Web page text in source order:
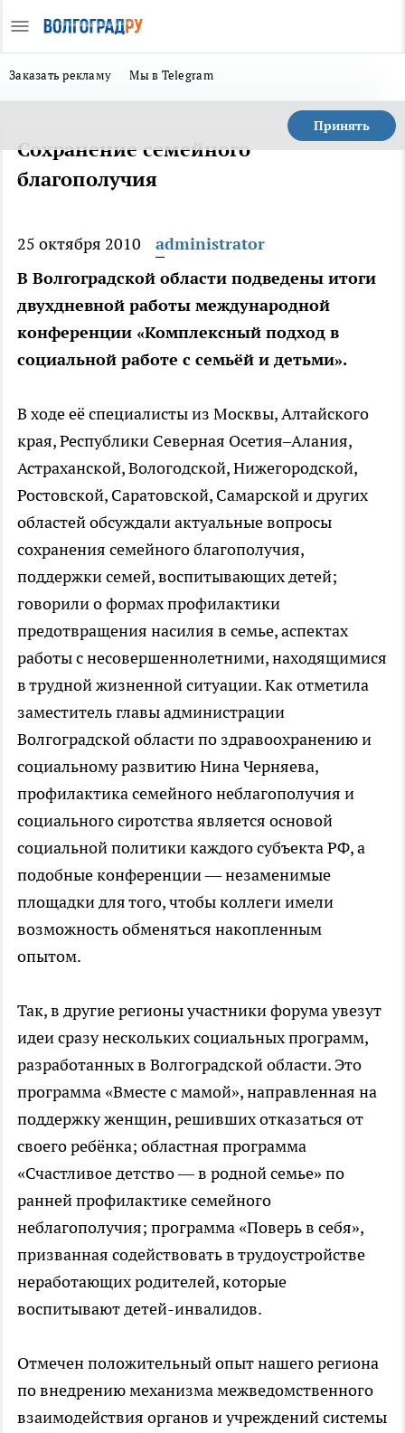
Заказать рекламу Мы в Telegram
Принять
Сохранение семейного
благополучия
25 октября 2010
administrator
В Волгоградской области подведены итоги
двухдневной работы международной
конференции «Комплексный подход в
социальной работе с семьёй и детьми».
В ходе её специалисты из Москвы, Алтайского
края, Республики Северная Осетия–Алания,
Астраханской, Вологодской, Нижегородской,
Ростовской, Саратовской, Самарской и других
областей обсуждали актуальные вопросы
сохранения семейного благополучия,
поддержки семей, воспитывающих детей;
говорили о формах профилактики
предотвращения насилия в семье, аспектах
работы с несовершеннолетними, находящимися
в трудной жизненной ситуации. Как отметила
заместитель главы администрации
Волгоградской области по здравоохранению и
социальному развитию Нина Черняева,
профилактика семейного неблагополучия и
социального сиротства является основой
социальной политики каждого субъекта РФ, а
подобные конференции — незаменимые
площадки для того, чтобы коллеги имели
возможность обменяться накопленным
опытом.
Так, в другие регионы участники форума увезут
идеи сразу нескольких социальных программ,
разработанных в Волгоградской области. Это
программа «Вместе с мамой», направленная на
поддержку женщин, решивших отказаться от
своего ребёнка; областная программа
«Счастливое детство — в родной семье» по
ранней профилактике семейного
неблагополучия; программа «Поверь в себя»,
призванная содействовать в трудоустройстве
неработающих родителей, которые
воспитывают детей-инвалидов.
Отмечен положительный опыт нашего региона
по внедрению механизма межведомственного
взаимодействия органов и учреждений системы